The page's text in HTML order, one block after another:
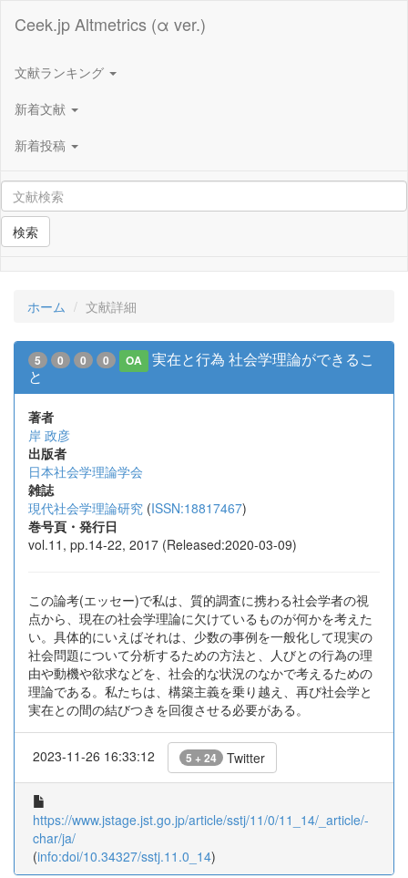
Ceek.jp Altmetrics (α ver.)
文献ランキング
新着文献
新着投稿
検索
ホーム 文献詳細
5 0 0 0 OA
実在と行為 社会学理論ができるこ
と
著者
岸 政彦
出版者
日本社会学理論学会
雑誌
現代社会学理論研究 (ISSN:18817467)
巻号頁・発行日
vol.11, pp.14-22, 2017 (Released:2020-03-09)
この論考(エッセー)で私は、質的調査に携わる社会学者の視
点から、現在の社会学理論に欠けているものが何かを考えた
い。具体的にいえばそれは、少数の事例を一般化して現実の
社会問題について分析するための方法と、人びとの行為の理
由や動機や欲求などを、社会的な状況のなかで考えるための
理論である。私たちは、構築主義を乗り越え、再び社会学と
実在との間の結びつきを回復させる必要がある。
2023-11-26 16:33:12 5 + 24 Twitter
https://www.jstage.jst.go.jp/article/sstj/11/0/11_14/_article/-
char/ja/
(info:doi/10.34327/sstj.11.0_14)